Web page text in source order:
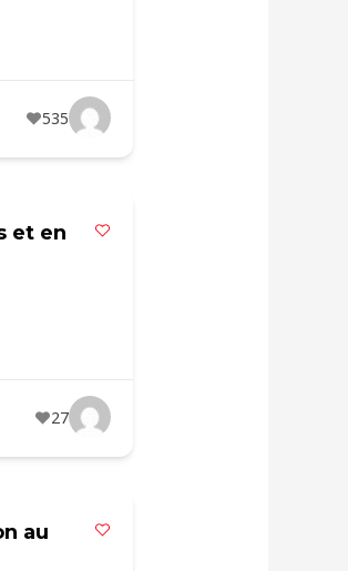
535
et en
27
au